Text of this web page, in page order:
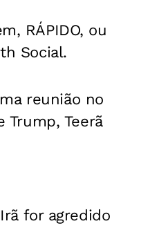
RÁPIDO, ou
Social.
reunião no
Teerã
for agredido